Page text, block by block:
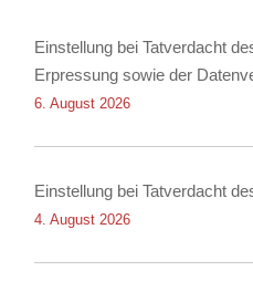
Einstellung bei Tatverdacht
Erpressung sowie der
6. August 2026
Einstellung bei Tatverdacht
4. August 2026